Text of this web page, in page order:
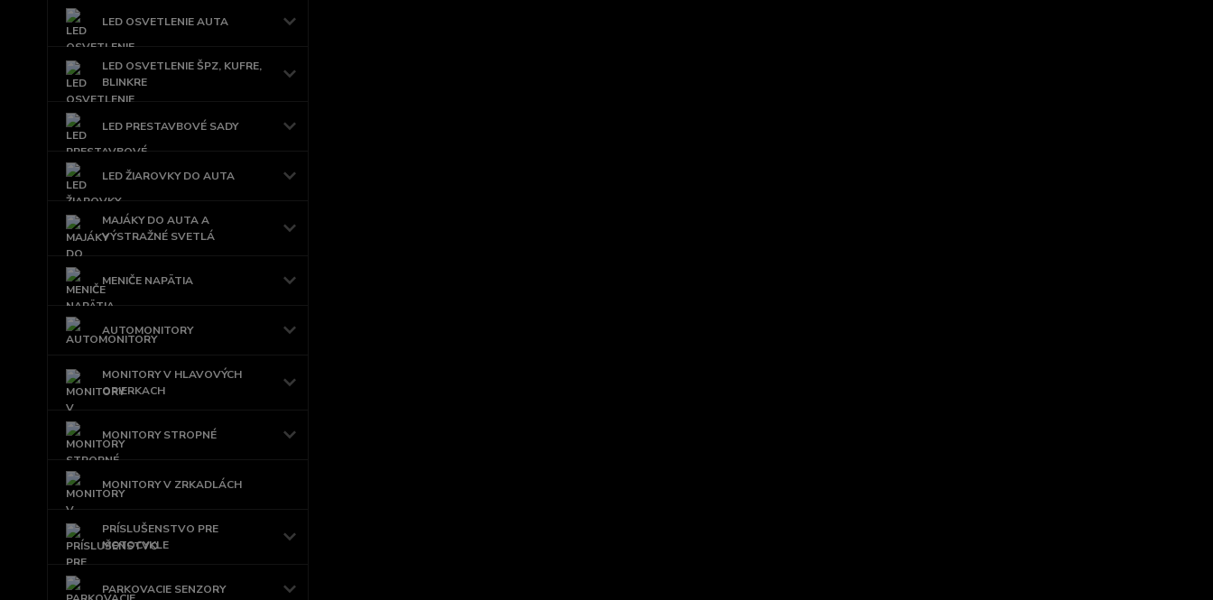
LED OSVETLENIE AUTA
LED OSVETLENIE ŠPZ, KUFRE,
BLINKRE
LED PRESTAVBOVÉ SADY
LED ŽIAROVKY DO AUTA
MAJÁKY DO AUTA A
VÝSTRAŽNÉ SVETLÁ
MENIČE NAPÄTIA
AUTOMONITORY
MONITORY V HLAVOVÝCH
OPIERKACH
MONITORY STROPNÉ
MONITORY V ZRKADLÁCH
PRÍSLUŠENSTVO PRE
MOTOCYKLE
PARKOVACIE SENZORY